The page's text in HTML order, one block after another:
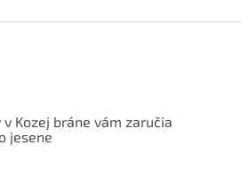
Kozej bráne vám zaručia
jesene